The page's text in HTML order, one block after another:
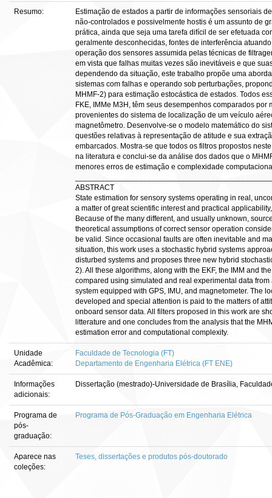
Resumo:
Estimação de estados a partir de informações sensoriais
não-controlados e possivelmente hostis é um assunto de
prática, ainda que seja uma tarefa difícil de ser efetuada
geralmente desconhecidas, fontes de interferência
operação dos sensores assumida pelas técnicas de
em vista que falhas muitas vezes são inevitáveis e que
dependendo da situação, este trabalho propõe uma
sistemas com falhas e operando sob perturbações,
MHMF-2) para estimação estocástica de estados. Todos
FKE, IMMe M3H, têm seus desempenhos comparados
provenientes do sistema de localização de um veículo
magnetômetro. Desenvolve-se o modelo matemático do
questões relativas à representação de atitude e sua
embarcados. Mostra-se que todos os filtros propostos
na literatura e conclui-se da análise dos dados que o
menores erros de estimação e complexidade
ABSTRACT
State estimation for sensory systems operating in real,
a matter of great scientific interest and practical
Because of the many different, and usually unknown,
theoretical assumptions of correct sensor operation
be valid. Since occasional faults are often inevitable and
situation, this work uses a stochastic hybrid systems
disturbed systems and proposes three new hybrid
2). All these algorithms, along with the EKF, the IMM and
compared using simulated and real experimental data
system equipped with GPS, IMU, and magnetometer. The
developed and special attention is paid to the matters of
onboard sensor data. All filters proposed in this work are
litterature and one concludes from the analysis that the
estimation error and computational complexity.
Unidade
Acadêmica:
Faculdade de Tecnologia (FT)
Departamento de Engenharia Elétrica (FT ENE)
Informações
adicionais:
Dissertação (mestrado)-Universidade de Brasília,
Programa de
pós-
graduação:
Programa de Pós-Graduação em Engenharia Elétrica
Aparece nas
coleções:
Teses, dissertações e produtos pós-doutorado